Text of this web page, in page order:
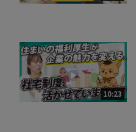
10:23